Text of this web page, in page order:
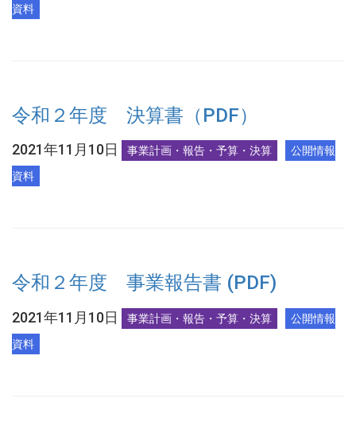
資料
令和２年度 決算書（PDF）
2021年11月10日 事業計画・報告・予算・決算
公開情報
資料
令和２年度 事業報告書 (PDF)
2021年11月10日 事業計画・報告・予算・決算
公開情報
資料